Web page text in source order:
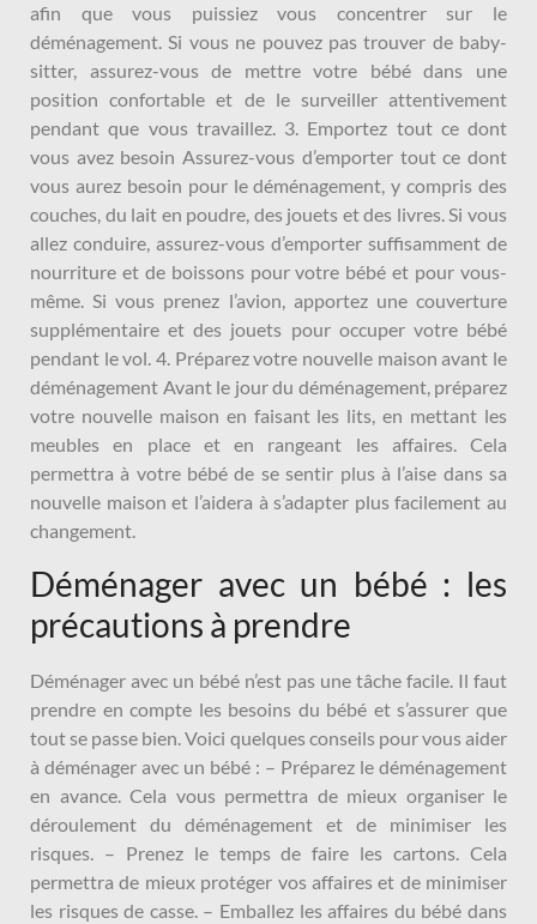
afin que vous puissiez vous concentrer sur le
déménagement. Si vous ne pouvez pas trouver de baby-
sitter, assurez-vous de mettre votre bébé dans une
position confortable et de le surveiller attentivement
pendant que vous travaillez. 3. Emportez tout ce dont
vous avez besoin Assurez-vous d’emporter tout ce dont
vous aurez besoin pour le déménagement, y compris des
couches, du lait en poudre, des jouets et des livres. Si vous
allez conduire, assurez-vous d’emporter suffisamment de
nourriture et de boissons pour votre bébé et pour vous-
même. Si vous prenez l’avion, apportez une couverture
supplémentaire et des jouets pour occuper votre bébé
pendant le vol. 4. Préparez votre nouvelle maison avant le
déménagement Avant le jour du déménagement, préparez
votre nouvelle maison en faisant les lits, en mettant les
meubles en place et en rangeant les affaires. Cela
permettra à votre bébé de se sentir plus à l’aise dans sa
nouvelle maison et l’aidera à s’adapter plus facilement au
changement.
Déménager avec un bébé : les
précautions à prendre
Déménager avec un bébé n’est pas une tâche facile. Il faut
prendre en compte les besoins du bébé et s’assurer que
tout se passe bien. Voici quelques conseils pour vous aider
à déménager avec un bébé : – Préparez le déménagement
en avance. Cela vous permettra de mieux organiser le
déroulement du déménagement et de minimiser les
risques. – Prenez le temps de faire les cartons. Cela
permettra de mieux protéger vos affaires et de minimiser
les risques de casse. – Emballez les affaires du bébé dans